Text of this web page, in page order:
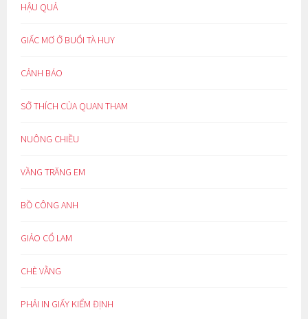
HẬU QUẢ
GIẤC MƠ Ở BUỔI TÀ HUY
CẢNH BÁO
SỞ THÍCH CỦA QUAN THAM
NUÔNG CHIỀU
VẦNG TRĂNG EM
BỒ CÔNG ANH
GIẢO CỔ LAM
CHÈ VẰNG
PHẢI IN GIẤY KIỂM ĐỊNH